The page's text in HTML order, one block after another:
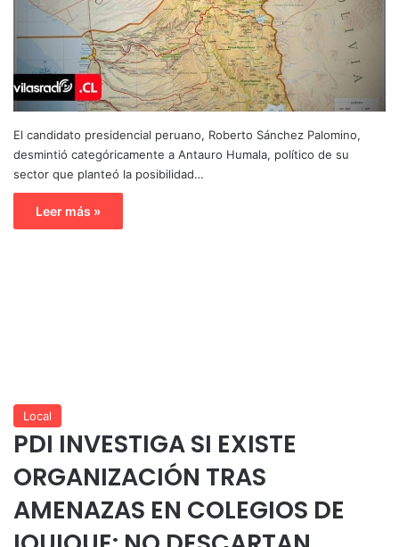
El candidato presidencial peruano, Roberto Sánchez Palomino,
desmintió categóricamente a Antauro Humala, político de su
sector que planteó la posibilidad…
Leer más »
Local
PDI INVESTIGA SI EXISTE
ORGANIZACIÓN TRAS
AMENAZAS EN COLEGIOS DE